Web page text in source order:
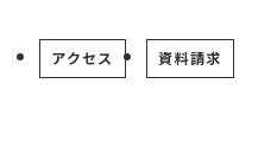
アクセス 資料請求